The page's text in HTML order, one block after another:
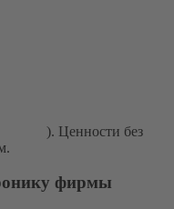
). Ценности без
фирмы